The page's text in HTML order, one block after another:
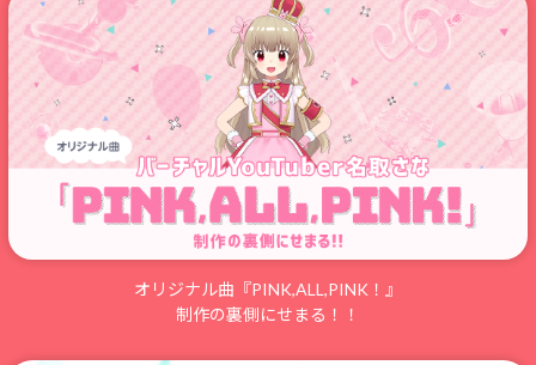
オリジナル曲『PINK,ALL,PINK！』
制作の裏側にせまる！！